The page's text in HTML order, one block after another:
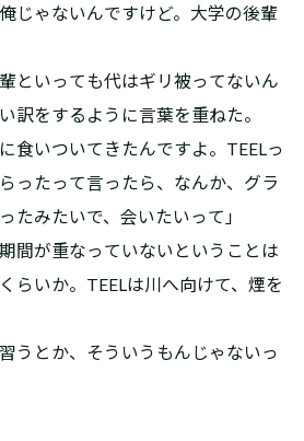
じゃないんですけど。大学の後輩
といっても代はギリ被ってないん
訳をするように言葉を重ねた。
食いついてきたんですよ。TEELっ
ったって言ったら、なんか、グラ
たみたいで、会いたいって」
間が重なっていないということは
らいか。TEELは川へ向けて、煙を
うとか、そういうもんじゃないっ